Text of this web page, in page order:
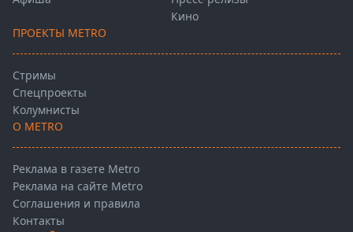
Кино
ПРОЕКТЫ METRO
Стримы
Спецпроекты
Колумнисты
О METRO
Реклама в газете Metro
Реклама на сайте Metro
Соглашения и правила
Контакты